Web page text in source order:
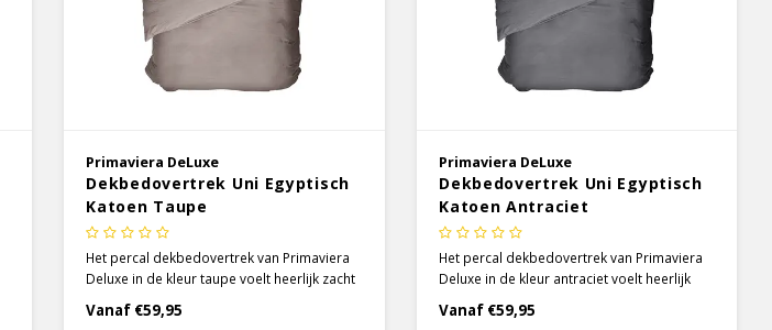
Primaviera DeLuxe
Dekbedovertrek Uni Egyptisch
Katoen Taupe
Het percal dekbedovertrek van Primaviera
Deluxe in de kleur taupe voelt heerlijk zacht
prachtige percal dekbedovertrek is
Vanaf €59,95
Primaviera DeLuxe
Dekbedovertrek Uni Egyptisch
Katoen Antraciet
Het percal dekbedovertrek van Primaviera
Deluxe in de kleur antraciet voelt heerlijk
Het prachtige percal katoen
Vanaf €59,95